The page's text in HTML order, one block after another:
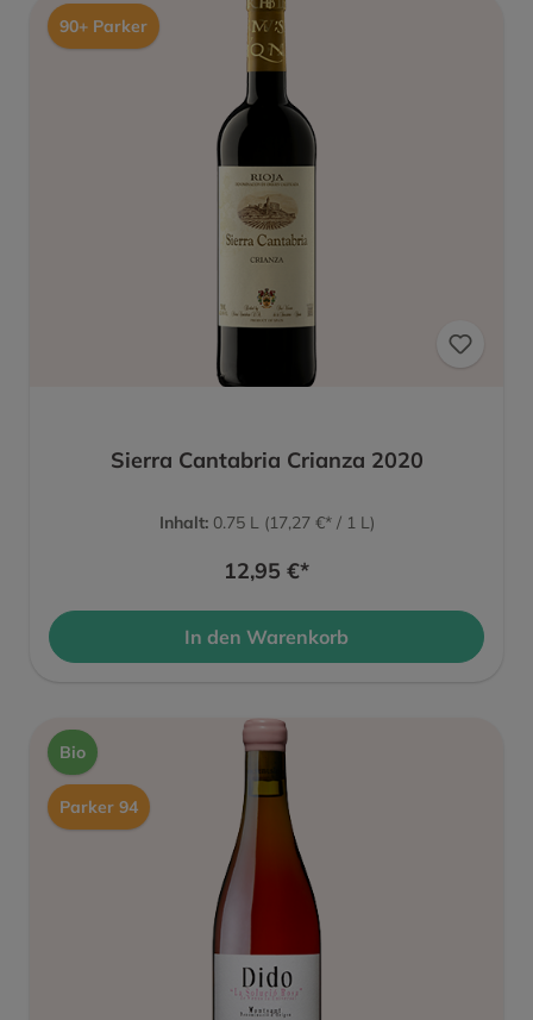
90+ Parker
Sierra Cantabria Crianza 2020
Inhalt: 0.75 L (17,27 €* / 1 L)
12,95 €*
In den Warenkorb
Bio
Parker 94